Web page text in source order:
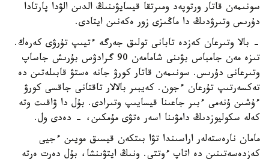
سونىمەن قاتار ورتوپەد ومىرتقا قيسايۋىنىڭ الدىن الۋدا پارتادا
دۇرىس وتىرۋدىڭ دا ماڭىزى زور ەكەنىن ايتادى.
- بالا وتىرعان كەزدە تابانى تولىق جەرگە ءتيىپ تۇرۋى كەرەك.
تىزە مەن جامباس بۋىنى شامامەن 90 گرادۋس بۇرىش جاساپ
وتىرعانى دۇرىس. سونىمەن قاتار كورۋ جانە ەستۋ قابىلەتىن دە
تەكسەرتىپ تۇرعان ءجون. كەيبىر بالالار تاقتانى جاقسى كورۋ
ءۇشىن ۇنەمى ءبىر جاعىنا قيسايىپ وتىرادى. بۇل دا ۋاقىت وتە
كەلە سكوليوزدىڭ دامۋىنا اسەر ەتۋى مۇمكىن، - دەدى ول.
مامان نارەستەلەر اراسىندا تۋا بىتكەن قيسىق مويىن ءجيى
كەزدەسەتىنىن دە اتاپ ءوتتى. ونىڭ ايتۋىنشا، بۇل دەرت ەرتە